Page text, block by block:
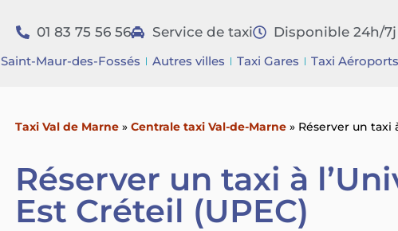
01 83 75 56 56 Service de taxi Disponible 24h/7j
Saint-Maur-des-Fossés Autres villes Taxi Gares Taxi Aéroports
Taxi Val de Marne» Centrale taxi Val-de-Marne» Réserver un taxi
Réserver un taxi à
Est Créteil (UPEC)